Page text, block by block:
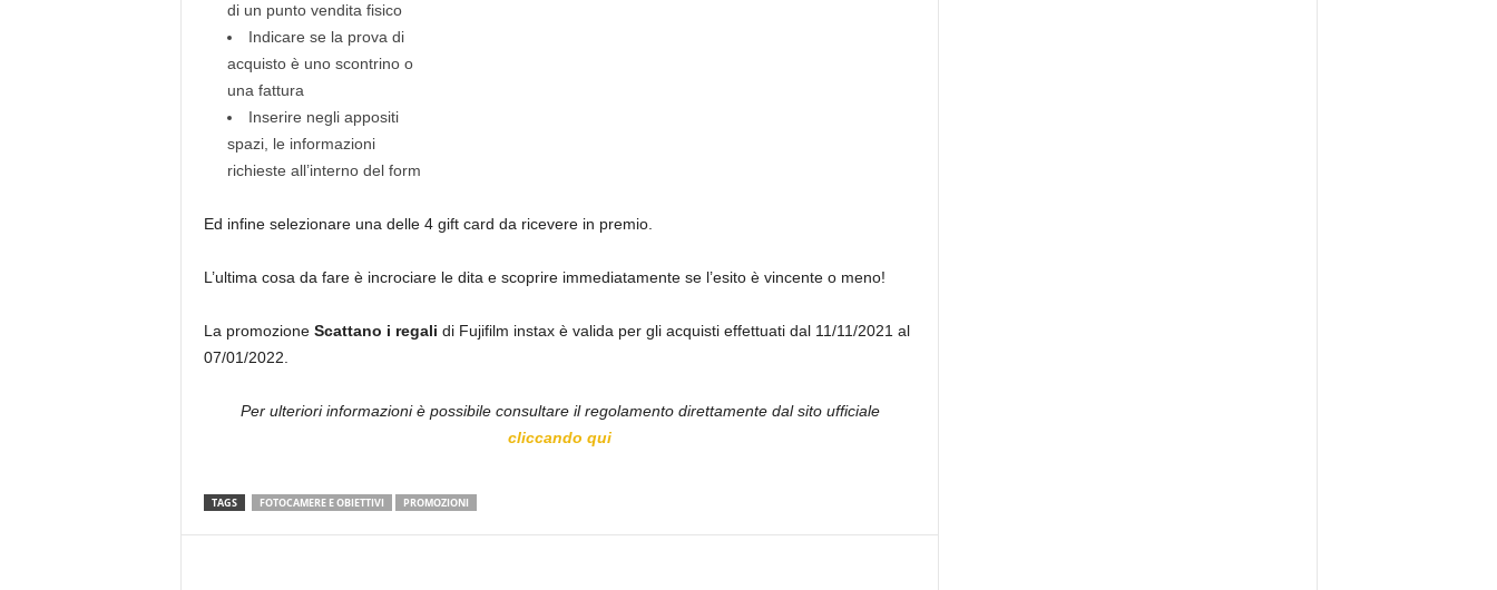
di un punto vendita fisico
Indicare se la prova di
acquisto è uno scontrino o
una fattura
Inserire negli appositi
spazi, le informazioni
richieste all’interno del form
Ed infine selezionare una delle 4 gift card da ricevere in premio.
L’ultima cosa da fare è incrociare le dita e scoprire immediatamente se l’esito è vincente o meno!
La promozione Scattano i regali di Fujifilm instax è valida per gli acquisti effettuati dal 11/11/2021 al
07/01/2022.
Per ulteriori informazioni è possibile consultare il regolamento direttamente dal sito ufficiale
cliccando qui
TAGS FOTOCAMERE E OBIETTIVI PROMOZIONI